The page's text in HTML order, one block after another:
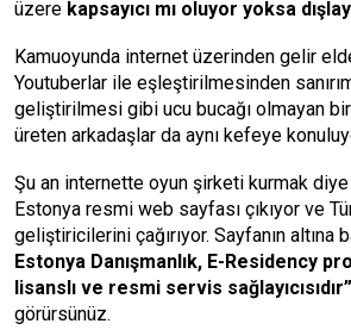
üzere kapsayıcı mı oluyor yoksa
Kamuoyunda internet üzerinden gelir
Youtuberlar ile eşleştirilmesinden
geliştirilmesi gibi ucu bucağı olmayan
üreten arkadaşlar da aynı kefeye
Şu an internette oyun şirketi kurmak diye
Estonya resmi web sayfası çıkıyor ve
geliştiricilerini çağırıyor. Sayfanın altına
Estonya Danışmanlık, E-Residency
lisanslı ve resmi servis sağlayıcısıdır”
görürsünüz.